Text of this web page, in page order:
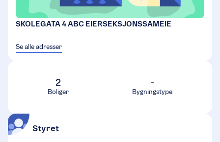
SKOLEGATA 4 ABC EIERSEKSJONSSAMEIE
Se alle adresser
2
Boliger
-
Bygningstype
Styret